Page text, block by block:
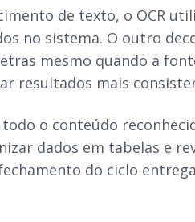
de texto, o OCR
no sistema. O outro
mesmo quando a
resultados mais
o conteúdo
dados em tabelas e
do ciclo